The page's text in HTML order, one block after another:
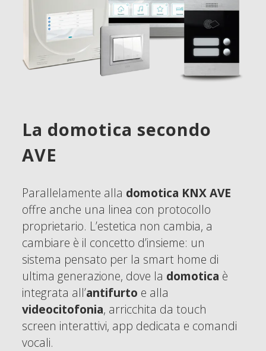
La domotica secondo
AVE
Parallelamente alla domotica KNX AVE
offre anche una linea con protocollo
proprietario. L’estetica non cambia, a
cambiare è il concetto d’insieme: un
sistema pensato per la smart home di
ultima generazione, dove la domotica è
integrata all’antifurto e alla
videocitofonia, arricchita da touch
screen interattivi, app dedicata e comandi
vocali.